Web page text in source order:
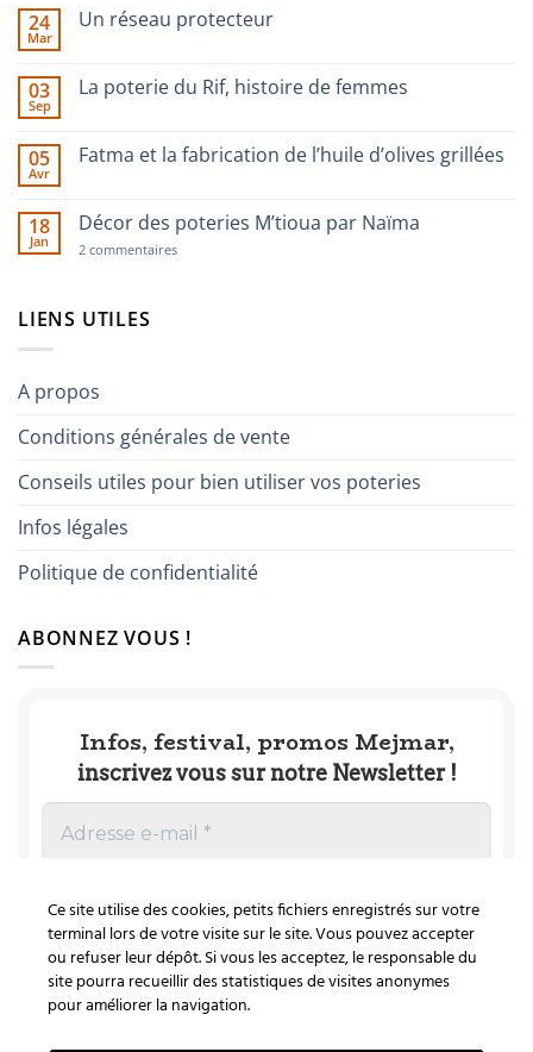
24
Mar
Un réseau protecteur
Un
03
Sep
La poterie du Rif, histoire de femmes
La
histoire
de
femmes
05
Avr
Fatma et la fabrication de l’huile d’olives grillées
Fatma
et
la
d’olives
18
Jan
Décor des poteries M’tioua par Naïma
2 commentairessur
LIENS UTILES
A propos
Conditions générales de vente
Conseils utiles pour bien utiliser vos poteries
Infos légales
Politique de confidentialité
ABONNEZ VOUS !
Infos, festival, promos Mejmar,
inscrivez vous sur notre Newsletter !
Nous ne spammons pas ! Consultez notre
politique de confidentialité
d’informations.
Ce site utilise des cookies, petits fichiers enregistrés sur votre
terminal lors de votre visite sur le site. Vous pouvez accepter
ou refuser leur dépôt. Si vous les acceptez, le responsable du
site pourra recueillir des statistiques de visites anonymes
pour améliorer la navigation.